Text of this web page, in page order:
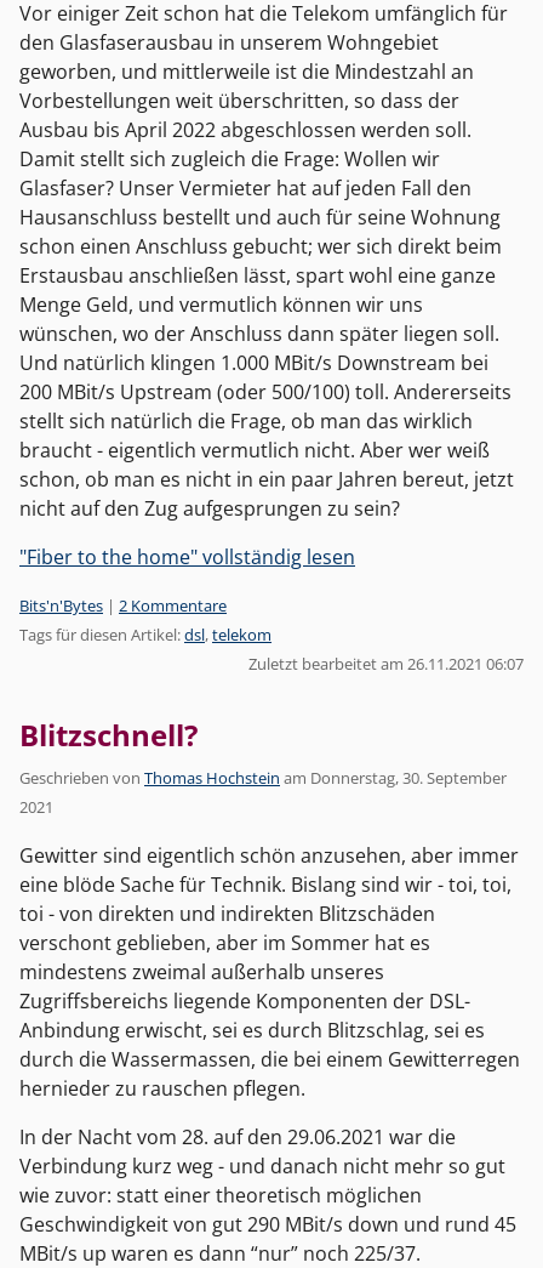
Vor einiger Zeit schon hat die Telekom umfänglich für
den Glasfaserausbau in unserem Wohngebiet
geworben, und mittlerweile ist die Mindestzahl an
Vorbestellungen weit überschritten, so dass der
Ausbau bis April 2022 abgeschlossen werden soll.
Damit stellt sich zugleich die Frage: Wollen wir
Glasfaser? Unser Vermieter hat auf jeden Fall den
Hausanschluss bestellt und auch für seine Wohnung
schon einen Anschluss gebucht; wer sich direkt beim
Erstausbau anschließen lässt, spart wohl eine ganze
Menge Geld, und vermutlich können wir uns
wünschen, wo der Anschluss dann später liegen soll.
Und natürlich klingen 1.000 MBit/s Downstream bei
200 MBit/s Upstream (oder 500/100) toll. Andererseits
stellt sich natürlich die Frage, ob man das wirklich
braucht - eigentlich vermutlich nicht. Aber wer weiß
schon, ob man es nicht in ein paar Jahren bereut, jetzt
nicht auf den Zug aufgesprungen zu sein?
"Fiber to the home" vollständig lesen
Kategorien:
Bits'n'Bytes | 2 Kommentare
Tags für diesen Artikel:dsl,telekom
Zuletzt bearbeitet am 26.11.2021 06:07
Blitzschnell?
Geschrieben von Thomas Hochstein am Donnerstag, 30. September
2021
Gewitter sind eigentlich schön anzusehen, aber immer
eine blöde Sache für Technik. Bislang sind wir - toi, toi,
toi - von direkten und indirekten Blitzschäden
verschont geblieben, aber im Sommer hat es
mindestens zweimal außerhalb unseres
Zugriffsbereichs liegende Komponenten der DSL-
Anbindung erwischt, sei es durch Blitzschlag, sei es
durch die Wassermassen, die bei einem Gewitterregen
hernieder zu rauschen pflegen.
In der Nacht vom 28. auf den 29.06.2021 war die
Verbindung kurz weg - und danach nicht mehr so gut
wie zuvor: statt einer theoretisch möglichen
Geschwindigkeit von gut 290 MBit/s down und rund 45
MBit/s up waren es dann “nur” noch 225/37.